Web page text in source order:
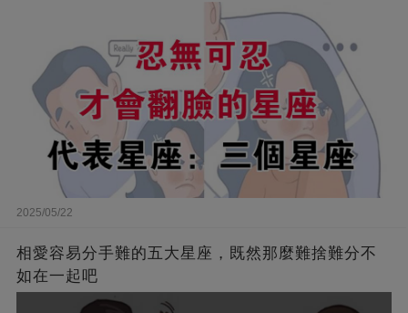
2025/05/22
相愛容易分手難的五大星座，既然那麼難捨難分不
如在一起吧